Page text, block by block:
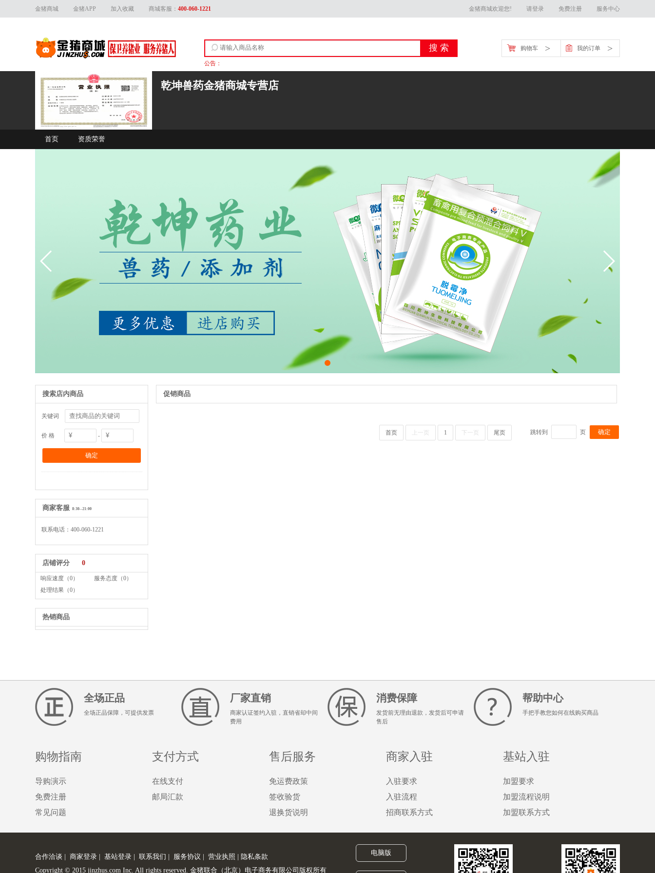
金猪商城 金猪APP 加入收藏 商城客服： 400-060-1221 金猪商城欢迎您! 请登录 免费注册 服务中心
公告：
购物车 > 我的订单 >
乾坤兽药金猪商城专营店
首页 资质荣誉
搜索店内商品
关键词
价 格 -
商家客服 8:30--21:00
联系电话：400-060-1221
店铺评分 0
响应速度（0）
服务态度（0）
处理结果（0）
热销商品
促销商品
首页 上一页 1 下一页 尾页 跳转到 页
全场正品
全场正品保障，可提供发票
厂家直销
商家认证签约入驻，直销省却中间
费用
消费保障
发货前无理由退款，发货后可申请
售后
帮助中心
手把手教您如何在线购买商品
购物指南
导购演示
免费注册
常见问题
支付方式
在线支付
邮局汇款
售后服务
免运费政策
签收验货
退换货说明
商家入驻
入驻要求
入驻流程
招商联系方式
基站入驻
加盟要求
加盟流程说明
加盟联系方式
合作洽谈 商家登录 基站登录 联系我们 服务协议 营业执照
隐私条款
Copyright © 2015 jinzhus.com Inc. All rights reserved. 金猪联合（北京）电子商务有限公司版权所有
电脑版